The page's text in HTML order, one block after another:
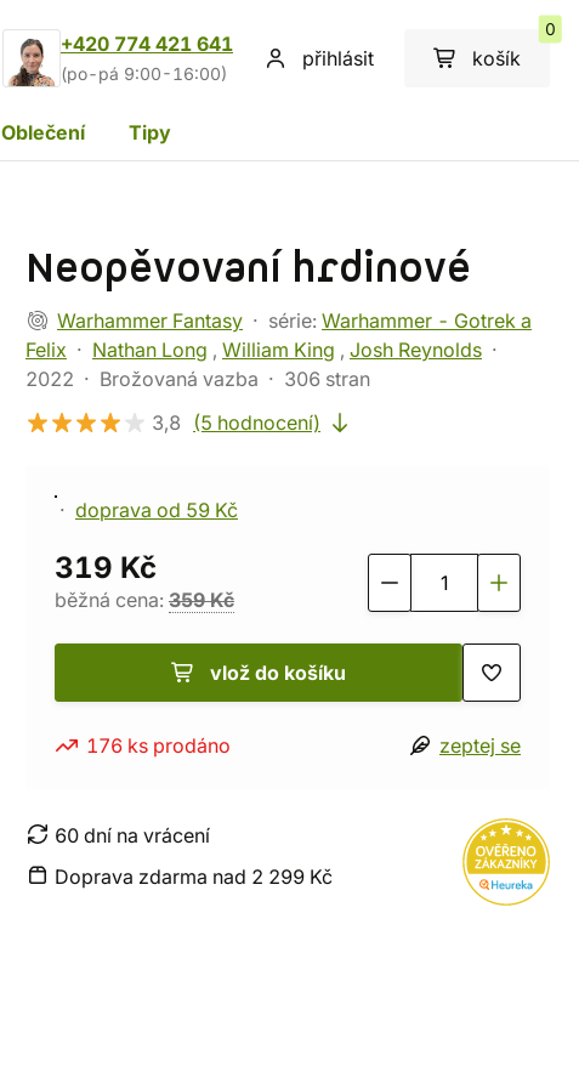
+420 774 421 641
(po-pá 9:00-16:00)
přihlásit košík
0
Oblečení Tipy
Neopěvovaní hrdinové
Warhammer Fantasy série: Warhammer - Gotrek a
Felix
Nathan Long , William King , Josh Reynolds
2022
Brožovaná vazba
306 stran
3,8
(5 hodnocení)
doprava od 59 Kč
319 Kč
běžná cena: 359 Kč
vlož do košíku
176 ks prodáno zeptej se
60 dní na vrácení
Doprava zdarma nad 2 299 Kč